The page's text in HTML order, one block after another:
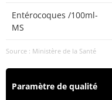
Entérocoques /100ml-
MS
Source : Ministère de la Santé
Paramètre de qualité